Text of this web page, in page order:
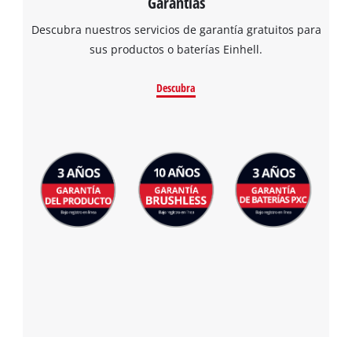
Descubra nuestros servicios de garantía gratuitos para
sus productos o baterías Einhell.
Descubra